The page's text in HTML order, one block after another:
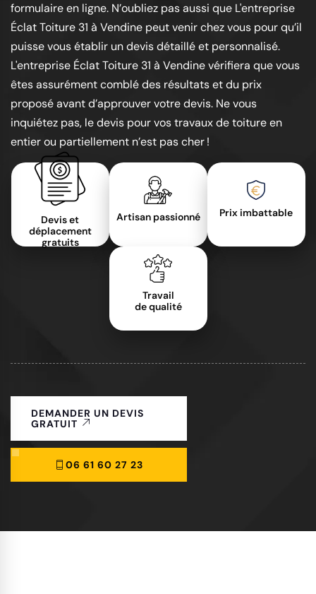
formulaire en ligne. N’oubliez pas aussi que L'entreprise
Éclat Toiture 31 à Vendine peut venir chez vous pour qu’il
puisse vous établir un devis détaillé et personnalisé.
L'entreprise Éclat Toiture 31 à Vendine vérifiera que vous
êtes assurément comblé des résultats et du prix
proposé avant d’approuver votre devis. Ne vous
inquiétez pas, le devis pour vos travaux de toiture en
entier ou partiellement n’est pas cher !
Devis et
déplacement
gratuits
Artisan passionné Prix imbattable
Travail
de qualité
DEMANDER UN DEVIS
GRATUIT
06 61 60 27 23